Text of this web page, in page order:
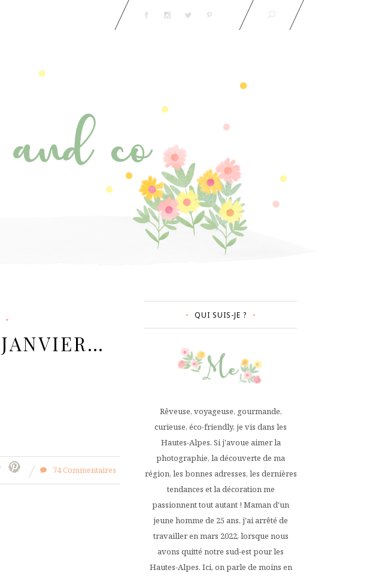
74 Commentaires
QUI SUIS-JE ?
Rêveuse, voyageuse, gourmande,
curieuse, éco-friendly, je vis dans les
Hautes-Alpes. Si j'avoue aimer la
photographie, la découverte de ma
région, les bonnes adresses, les dernières
tendances et la décoration me
passionnent tout autant ! Maman d'un
jeune homme de 25 ans, j'ai arrêté de
travailler en mars 2022, lorsque nous
avons quitté notre sud-est pour les
Hautes-Alpes. Ici, on parle de moins en